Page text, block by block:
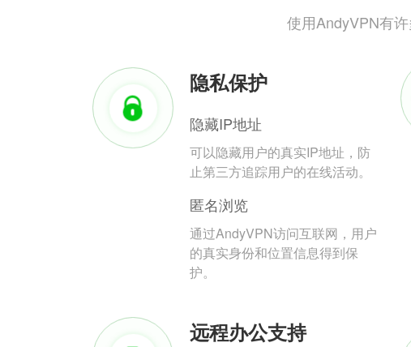
使用AndyVPN有
隐私保护
隐藏IP地址
可以隐藏用户的真实IP地址，防
止第三方追踪用户的在线活动。
匿名浏览
通过AndyVPN访问互联网，用户
的真实身份和位置信息得到保
护。
远程办公支持